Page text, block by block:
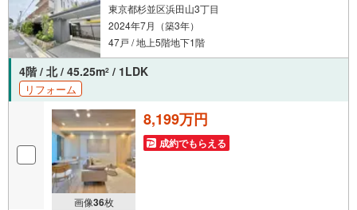
東京都杉並区浜田山3丁目
2024年7月（築3年）
47戸 / 地上5階地下1階
4階 / 北 / 45.25m2 / 1LDK
リフォーム
画像36枚
8,199万円
成約でもらえる